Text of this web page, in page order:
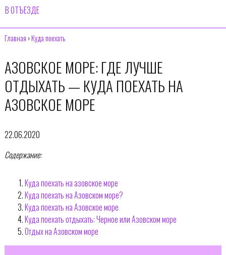
В ОТЪЕЗДЕ
Главная ›Куда поехать
АЗОВСКОЕ МОРЕ: ГДЕ ЛУЧШЕ
ОТДЫХАТЬ — КУДА ПОЕХАТЬ НА
АЗОВСКОЕ МОРЕ
22.06.2020
Содержание:
Куда поехать на азовское море
Куда поехать на Азовском море?
Куда поехать на Азовское море
Куда поехать отдыхать: Черное или Азовском море
Отдых на Азовском море